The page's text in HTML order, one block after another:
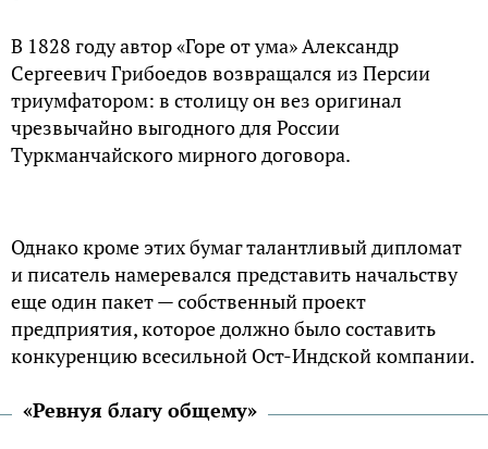
В 1828 году автор «Горе от ума» Александр
Сергеевич Грибоедов возвращался из Персии
триумфатором: в столицу он вез оригинал
чрезвычайно выгодного для России
Туркманчайского мирного договора.
Однако кроме этих бумаг талантливый дипломат
и писатель намеревался представить начальству
еще один пакет — собственный проект
предприятия, которое должно было составить
конкуренцию всесильной Ост-Индской компании.
«Ревнуя благу общему»